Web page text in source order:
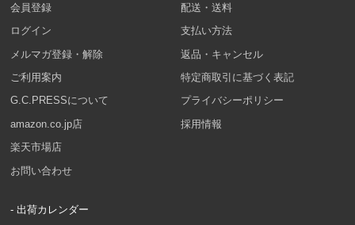
会員登録
ログイン
メルマガ登録・解除
ご利用案内
G.C.PRESSについて
amazon.co.jp店
楽天市場店
お問い合わせ
配送・送料
支払い方法
返品・キャンセル
特定商取引に基づく表記
プライバシーポリシー
採用情報
- 出荷カレンダー